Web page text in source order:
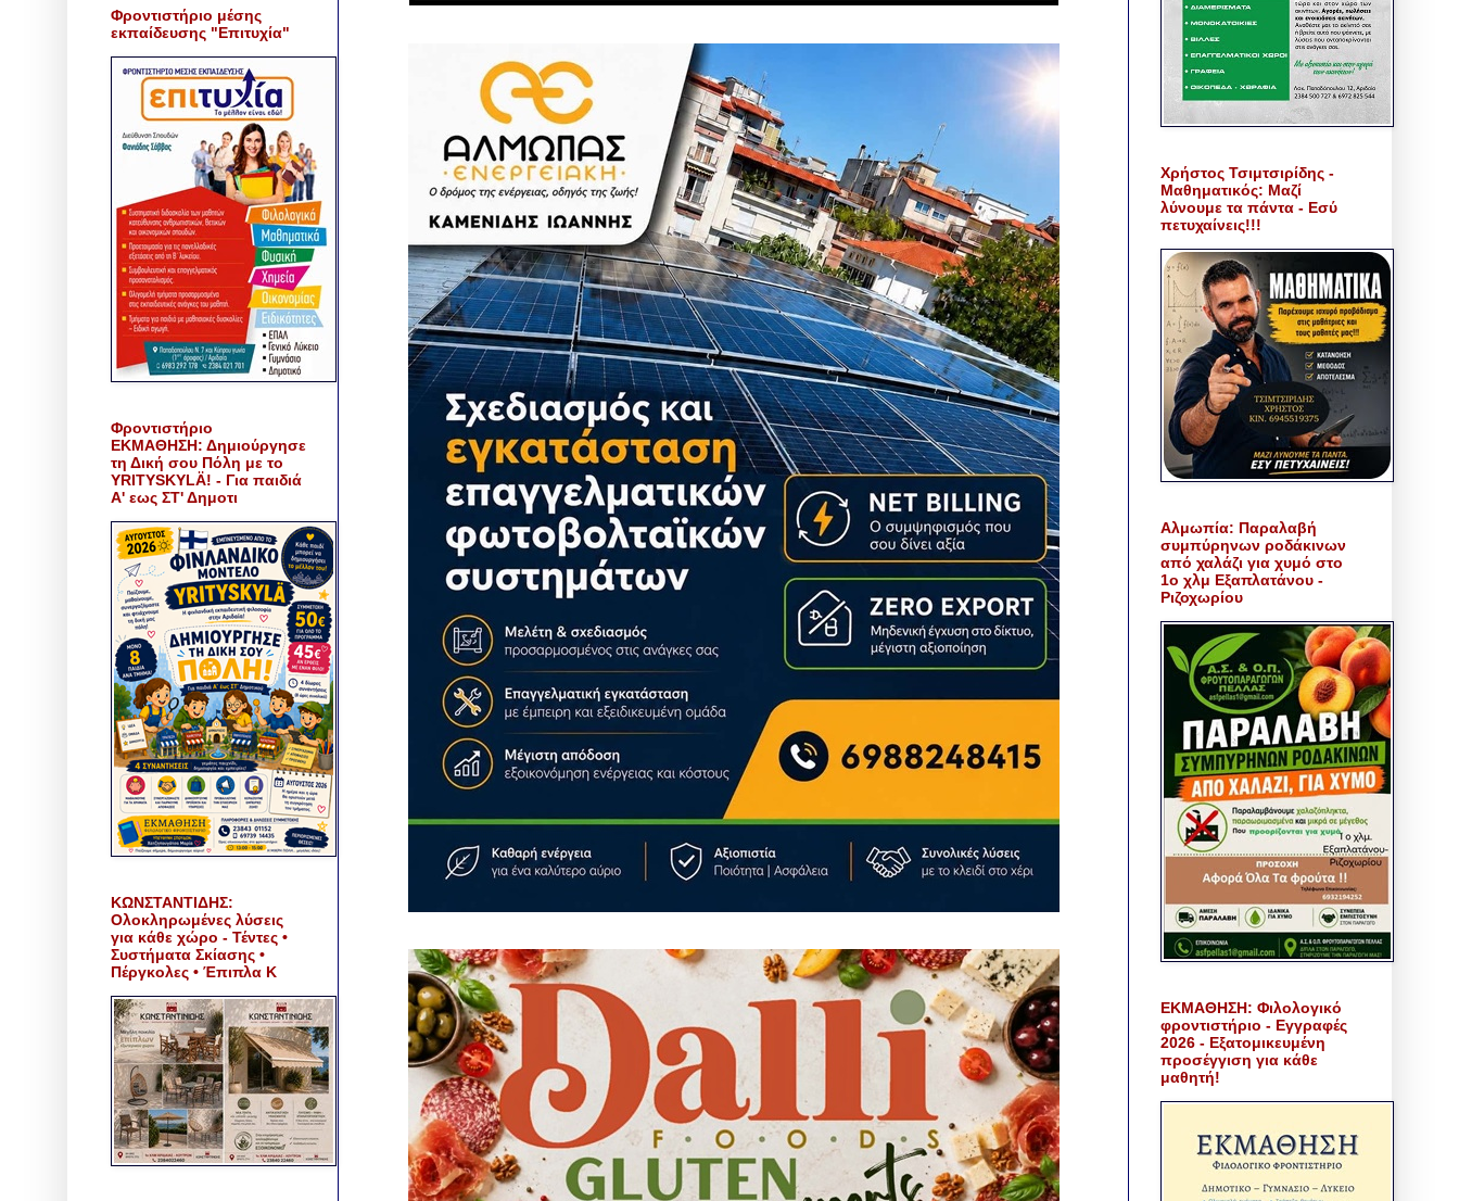
Φροντιστήριο μέσης
εκπαίδευσης "Επιτυχία"
Φροντιστήριο
ΕΚΜΑΘΗΣΗ: Δημιούργησε
τη Δική σου Πόλη με το
YRITYSKYLÄ! - Για παιδιά
Α' εως ΣΤ' Δημοτι
ΚΩΝΣΤΑΝΤΙΔΗΣ:
Ολοκληρωμένες λύσεις
για κάθε χώρο - Τέντες •
Συστήματα Σκίασης •
Πέργκολες • Έπιπλα Κ
Χρήστος Τσιμτσιρίδης -
Μαθηματικός: Μαζί
λύνουμε τα πάντα - Εσύ
πετυχαίνεις!!!
Αλμωπία: Παραλαβή
συμπύρηνων ροδάκινων
από χαλάζι για χυμό στο
1ο χλμ Εξαπλατάνου -
Ριζοχωρίου
ΕΚΜΑΘΗΣΗ: Φιλολογικό
φροντιστήριο - Εγγραφές
2026 - Εξατομικευμένη
προσέγγιση για κάθε
μαθητή!